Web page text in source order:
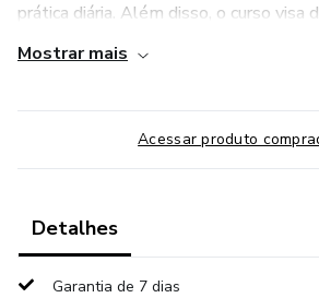
prática diária. Além disso, o curso visa
Mostrar mais
Acessar produto
Detalhes
Garantia de 7 dias